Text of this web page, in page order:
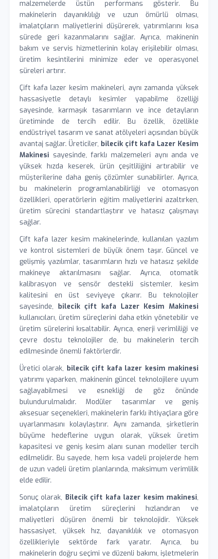
malzemelerde üstün performans gösterir. Bu
makinelerin dayanıklılığı ve uzun ömürlü olması,
imalatçıların maliyetlerini düşürerek, yatırımlarını kısa
sürede geri kazanmalarını sağlar. Ayrıca, makinenin
bakım ve servis hizmetlerinin kolay erişilebilir olması,
üretim kesintilerini minimize eder ve operasyonel
süreleri artırır.
Çift kafa lazer kesim makineleri, aynı zamanda yüksek
hassasiyetle detaylı kesimler yapabilme özelliği
sayesinde, karmaşık tasarımların ve ince detayların
üretiminde de tercih edilir. Bu özellik, özellikle
endüstriyel tasarım ve sanat atölyeleri açısından büyük
avantaj sağlar. Üreticiler, bilecik çift kafa Lazer Kesim
Makinesi sayesinde, farklı malzemeleri aynı anda ve
yüksek hızda keserek, ürün çeşitliliğini artırabilir ve
müşterilerine daha geniş çözümler sunabilirler. Ayrıca,
bu makinelerin programlanabilirliği ve otomasyon
özellikleri, operatörlerin eğitim maliyetlerini azaltırken,
üretim sürecini standartlaştırır ve hatasız çalışmayı
sağlar.
Çift kafa lazer kesim makinelerinde, kullanılan yazılım
ve kontrol sistemleri de büyük önem taşır. Güncel ve
gelişmiş yazılımlar, tasarımların hızlı ve hatasız şekilde
makineye aktarılmasını sağlar. Ayrıca, otomatik
kalibrasyon ve sensör destekli sistemler, kesim
kalitesini en üst seviyeye çıkarır. Bu teknolojiler
sayesinde, bilecik çift kafa Lazer Kesim Makinesi
kullanıcıları, üretim süreçlerini daha etkin yönetebilir ve
üretim sürelerini kısaltabilir. Ayrıca, enerji verimliliği ve
çevre dostu teknolojiler de, bu makinelerin tercih
edilmesinde önemli faktörlerdir.
Üretici olarak, bilecik çift kafa lazer kesim makinesi
yatırımı yaparken, makinenin güncel teknolojilere uyum
sağlayabilmesi ve esnekliği de göz önünde
bulundurulmalıdır. Modüler tasarımlar ve geniş
aksesuar seçenekleri, makinelerin farklı ihtiyaçlara göre
uyarlanmasını kolaylaştırır. Aynı zamanda, şirketlerin
büyüme hedeflerine uygun olarak, yüksek üretim
kapasitesi ve geniş kesim alanı sunan modeller tercih
edilmelidir. Bu sayede, hem kısa vadeli projelerde hem
de uzun vadeli üretim planlarında, maksimum verimlilik
elde edilir.
Sonuç olarak, Bilecik çift kafa lazer kesim makinesi,
imalatçıların üretim süreçlerini hızlandıran ve
maliyetleri düşüren önemli bir teknolojidir. Yüksek
hassasiyet, yüksek hız, dayanıklılık ve otomasyon
özellikleriyle sektörde fark yaratır. Ayrıca, bu
makinelerin doğru seçimi ve düzenli bakımı, işletmelerin